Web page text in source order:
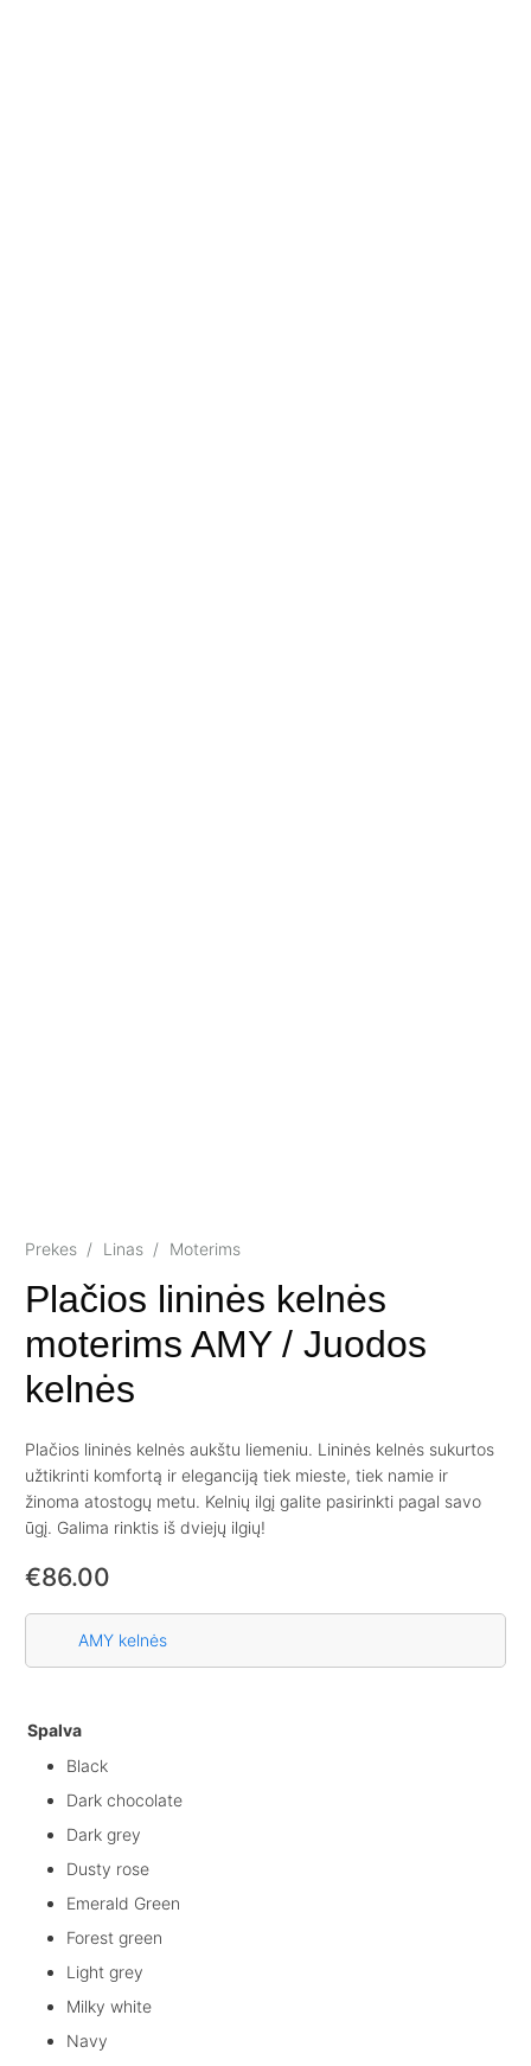
Prekes / Linas / Moterims
Plačios lininės kelnės
moterims AMY / Juodos
kelnės
Plačios lininės kelnės aukštu liemeniu. Lininės kelnės sukurtos
užtikrinti komfortą ir eleganciją tiek mieste, tiek namie ir
žinoma atostogų metu. Kelnių ilgį galite pasirinkti pagal savo
ūgį. Galima rinktis iš dviejų ilgių!
€86.00
AMY kelnės
Spalva
Black
Dark chocolate
Dark grey
Dusty rose
Emerald Green
Forest green
Light grey
Milky white
Navy